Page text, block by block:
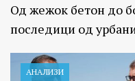
Од жежок бетон до
последици од
АНАЛИЗИ